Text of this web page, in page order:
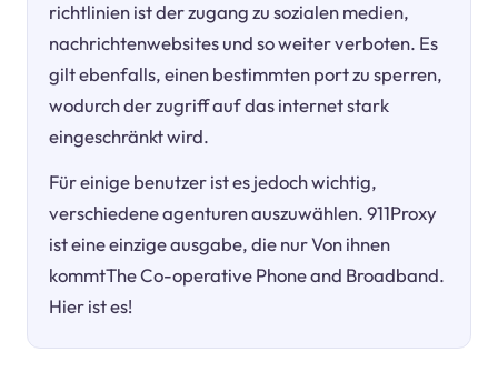
richtlinien ist der zugang zu sozialen medien,
nachrichtenwebsites und so weiter verboten. Es
gilt ebenfalls, einen bestimmten port zu sperren,
wodurch der zugriff auf das internet stark
eingeschränkt wird.
Für einige benutzer ist es jedoch wichtig,
verschiedene agenturen auszuwählen. 911Proxy
ist eine einzige ausgabe, die nur Von ihnen
kommtThe Co-operative Phone and Broadband.
Hier ist es!